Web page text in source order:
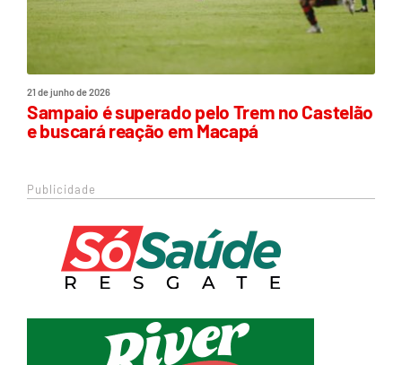
21 de junho de 2026
Sampaio é superado pelo Trem no Castelão
e buscará reação em Macapá
Publicidade